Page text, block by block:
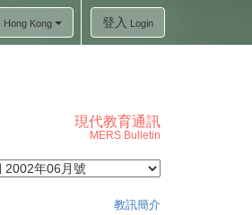
Hong Kong 登入 Login
現代教育通訊
MERS Bulletin
教訊簡介